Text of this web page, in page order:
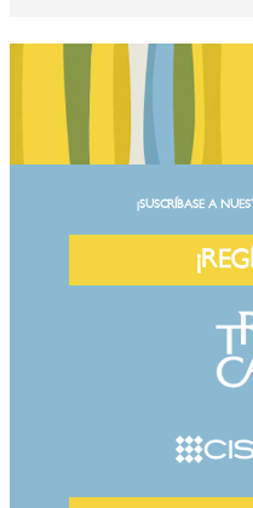
¡SUSCRÍBASE A